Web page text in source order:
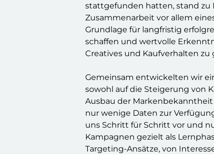
stattgefunden hatten, stand zu
Zusammenarbeit vor allem
Grundlage für langfristig
schaffen und wertvolle
Creatives und Kaufverhalten zu
Gemeinsam entwickelten wir
sowohl auf die Steigerung von
Ausbau der Markenbekanntheit
nur wenige Daten zur
uns Schritt für Schritt vor und
Kampagnen gezielt als
Targeting-Ansätze, von